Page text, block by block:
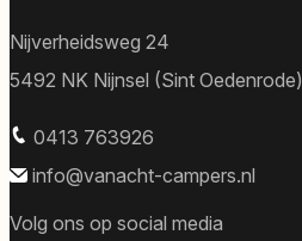
Nijverheidsweg 24
5492 NK Nijnsel (Sint Oedenrode)
0413 763926
info@vanacht-campers.nl
Volg ons op social media